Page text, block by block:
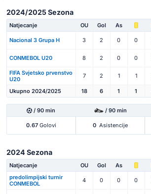
2024/2025 Sezona
Natjecanje OU Gol As
Nacional 3 Grupa H 3 2 0 0
CONMEBOL U20 8 2 0 0
FIFA Svjetsko prvenstvo
U20
7 2 1 1
Ukupno 2024/2025 18 6 1 1
/ 90 min / 90 min
0.67Golovi 0 Asistencije
2024 Sezona
Natjecanje OU Gol As
predolimpijski turnir
CONMEBOL
4 0 0 0